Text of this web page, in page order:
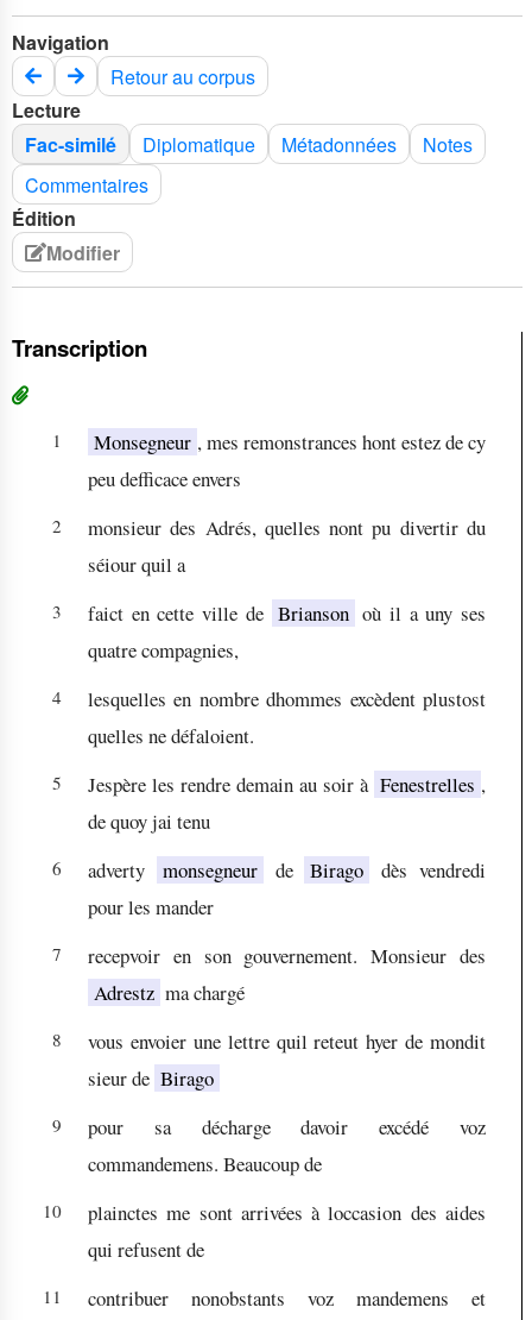
Navigation
Retour au corpus
Lecture
Fac-similé
Diplomatique Métadonnées
Notes
Commentaires
Édition
Modifier
Transcription
1 Monsegneur , mes remonstrances hont estez de cy
peu defficace envers
2
monsieur des Adrés, quelles nont pu divertir du
séiour quil a
3 faict en cette ville de Brianson où il a uny ses
quatre compagnies,
4
lesquelles en nombre dhommes excèdent plustost
quelles ne défaloient.
5 Jespère les rendre demain au soir à Fenestrelles ,
de quoy jai tenu
6 adverty monsegneur de Birago
dès vendredi
pour les mander
7
recepvoir en son gouvernement. Monsieur des
Adrestz ma chargé
8
vous envoier une lettre quil reteut hyer de mondit
sieur de Birago
9
pour sa décharge davoir excédé voz
commandemens. Beaucoup de
10
plainctes me sont arrivées à loccasion des aides
qui refusent de
11
contribuer nonobstants voz mandemens et